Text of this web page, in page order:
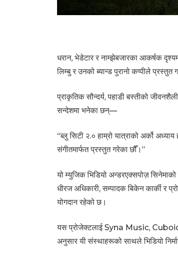
धरान, भेडेटार र नाम्झेबजारका आकर्षक
लिम्बु र उनको ब्यान्ड पुरानो कप्पीले
प्राकृतिक सौन्दर्य, पहाडी बस्तीको
सन्देशमा भनेका छन्—
“ब्लु सिटी २.० हाम्रो यात्राको अर्को
संगीतमार्फत प्रस्तुत गरेका छौँ।”
यो म्युजिक भिडियो अन्डरएक्सपोज़
धीरज अधिकारी, सम्पादक बिकेन कार्की
योगदान रहेको छ।
यस प्रोजेक्टलाई Syna Music,
अनुसार यी संस्थाहरूको साथले भिडियो